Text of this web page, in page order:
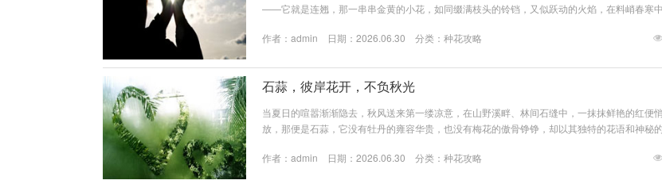
——它就是连翘，那一串串金黄的小花，如同缀满枝头的铃铛，又似跃动的火焰，在料峭春寒
时就已缀满了花朵，花儿多为四瓣，形似小喇叭，或单生于枝条顶端，或三五成簇，沿着枝条次
生姿，仿佛在向世界展示它顽强的生命力...
作者： admin 日期：2026.06.30 分类： 种花攻略
石蒜，彼岸花开，不负秋光
当夏日的喧嚣渐渐隐去，秋风送来第一缕凉意，在山野溪畔、林间石缝中，一抹抹鲜艳的红便
放，那便是石蒜，它没有牡丹的雍容华贵，也没有梅花的傲骨铮铮，却以其独特的花语和神秘
花，开一千年，落一千年，花叶永不相见。”这凄美的传说，为石蒜蒙上了一层神秘的面纱，相
作者： admin 日期：2026.06.30 分类： 种花攻略